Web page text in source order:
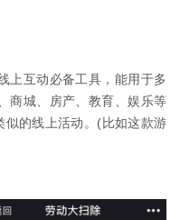
上互动必备工具，能用于多
商城、房产、教育、娱乐等
似的线上活动。(比如这款游